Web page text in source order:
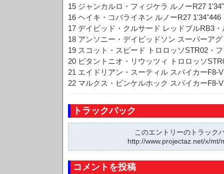
15 ジャンカルロ・フィジケラ ルノーR27
16 ヘイキ・コバライネン ルノーR27 1'34"446
17 デイビッド・クルサード レッドブルRB3・
18 アンソニー・デイビッドソン スーパーア
19 スコット・スピード トロロッソSTR02・
20 ビタントニオ・リウッツィ トロロッソ
21 エイドリアン・スーティル スパイカーF8-
22 マルクス・ビンケルホック スパイカーF8-
トラックバック
このエントリーのトラック
http://www.projectaz.net/x/mt/
コメントを投稿